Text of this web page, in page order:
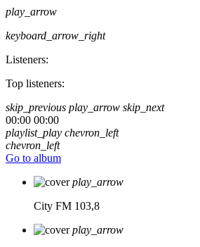
play_arrow
keyboard_arrow_right
Listeners:
Top listeners:
skip_previous play_arrow skip_next
00:00 00:00
playlist_play chevron_left
chevron_left
Go to album
play_arrow
City FM 103,8
play_arrow